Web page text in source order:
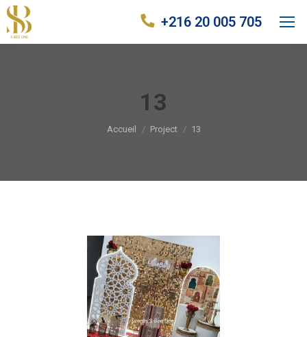
+216 20 005 705
13
Vous êtes ici :
Accueil Project 13